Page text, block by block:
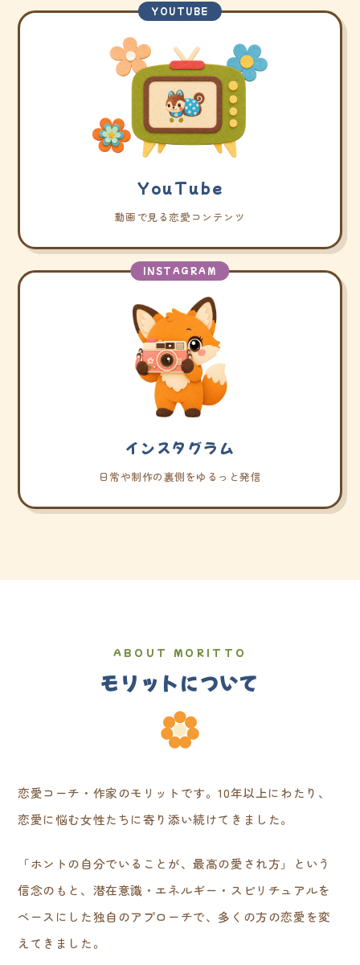
YOUTUBE
YouTube
動画で見る恋愛コンテンツ
INSTAGRAM
インスタグラム
日常や制作の裏側をゆるっと発信
ABOUT MORITTO
モリットについて
恋愛コーチ・作家のモリットです。10年以上にわたり、
恋愛に悩む女性たちに寄り添い続けてきました。
「ホントの自分でいることが、最高の愛され方」という
信念のもと、潜在意識・エネルギー・スピリチュアルを
ベースにした独自のアプローチで、多くの方の恋愛を変
えてきました。